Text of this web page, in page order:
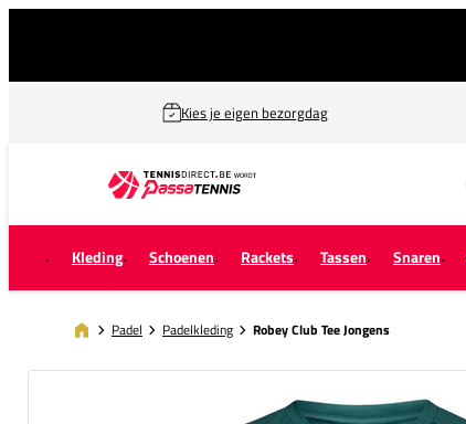
Kies je eigen bezorgdag
Kleding Schoenen Rackets Tassen Snaren
Padel Padelkleding Robey Club Tee Jongens